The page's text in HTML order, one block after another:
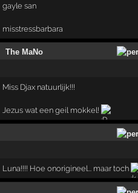
gayle san
misstressbarbara
The MaNo
Miss Djax natuurlijk!!!
Jezus wat een geil mokkel!
Luna!!!! Hoe onorigineel... maar toch